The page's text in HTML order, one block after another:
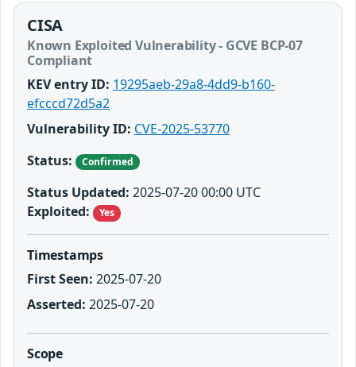
CISA
Known Exploited Vulnerability - GCVE BCP-07
Compliant
KEV entry ID: 19295aeb-29a8-4dd9-b160-
efcccd72d5a2
Vulnerability ID: CVE-2025-53770
Status:
Confirmed
Status Updated: 2025-07-20 00:00 UTC
Exploited:
Yes
Timestamps
First Seen: 2025-07-20
Asserted: 2025-07-20
Scope